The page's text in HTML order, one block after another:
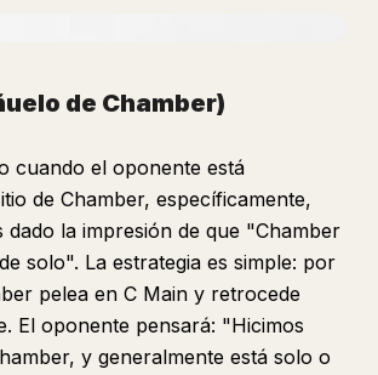
de Chamber)
cuando el oponente está
de Chamber, específicamente,
dado la impresión de que "Chamber
solo". La estrategia es simple: por
pelea en C Main y retrocede
El oponente pensará: "Hicimos
y generalmente está solo o